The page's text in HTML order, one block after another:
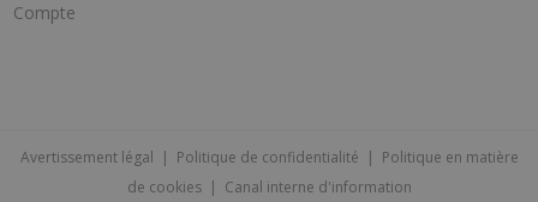
Compte
Avertissement légal | Politique de confidentialité | Politique en matière
de cookies| Canal interne d'information